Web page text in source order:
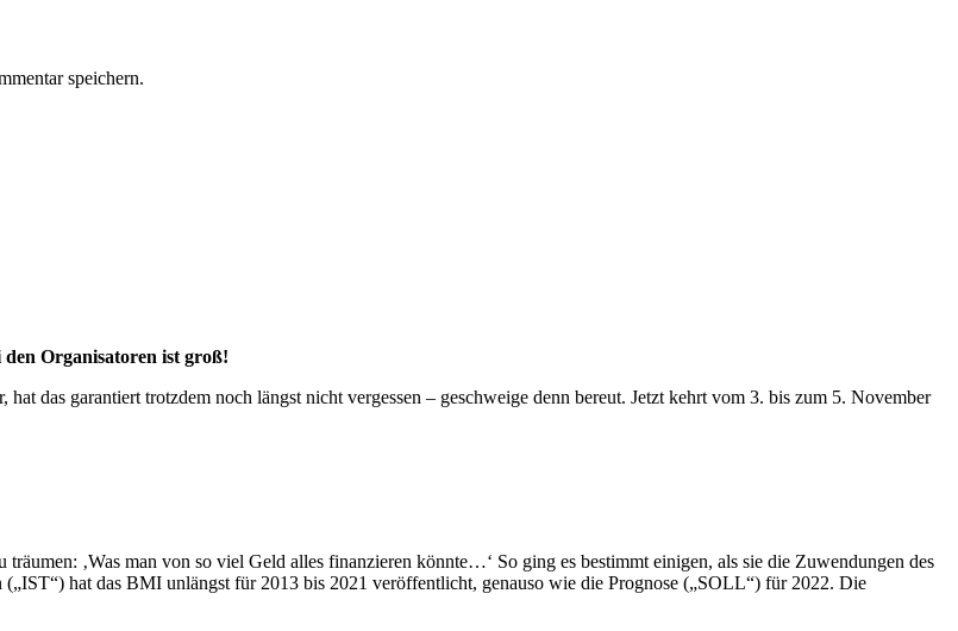
speichern.
Organisatoren ist groß!
das garantiert trotzdem noch längst nicht vergessen – geschweige denn bereut. Jetzt kehrt vom 3. bis zum 5. November
‚Was man von so viel Geld alles finanzieren könnte…‘ So ging es bestimmt einigen, als sie die Zuwendungen des
hat das BMI unlängst für 2013 bis 2021 veröffentlicht, genauso wie die Prognose („SOLL“) für 2022. Die